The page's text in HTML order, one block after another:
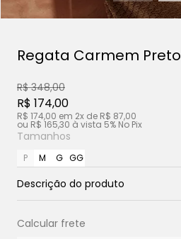
Regata Carmem Preto
Tamanhos
P M G GG
R$ 348,00
R$ 174,00
R$ 174,00 em 2x de R$ 87,00
ou R$ 165,30 à vista 5% No Pix
Descrição do produto
Calcular frete